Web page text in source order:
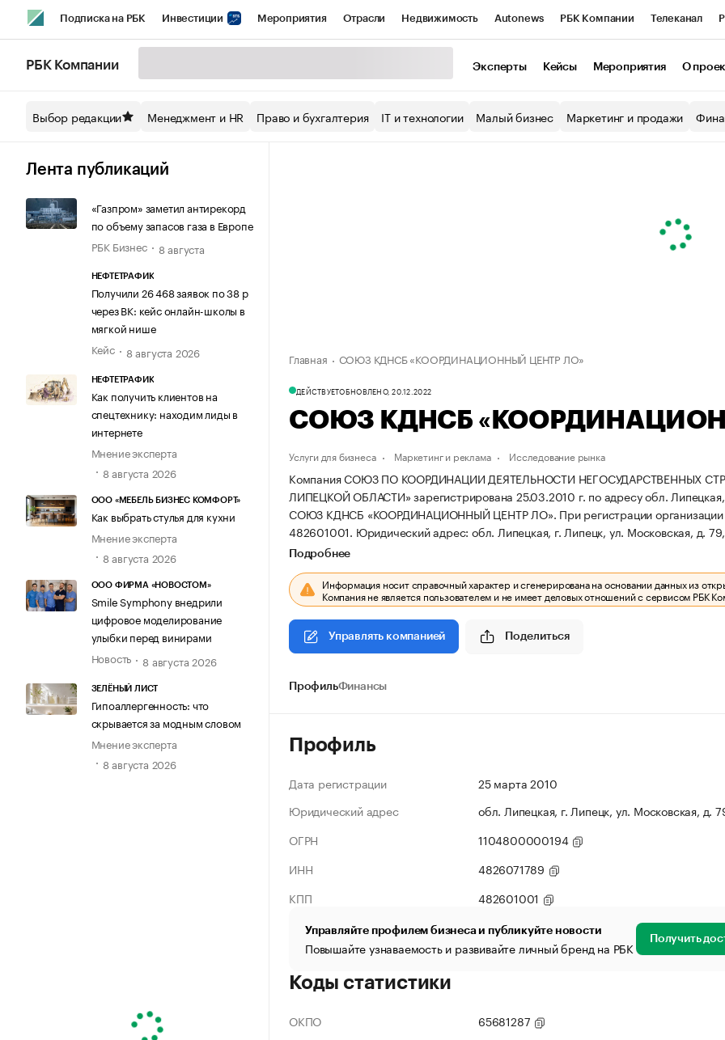
Подписка на РБК Инвестиции Мероприятия Отрасли Недвижимость Autonews РБК Компании Телеканал
Спецпроекты СПб Конференции СПб Спецпроекты Экономика Бизнес
Технологии и медиа
РБК Компании Эксперты Кейсы Мероприятия О
Выбор редакции Менеджмент и HR Право и бухгалтерия IT и технологии Малый бизнес Маркетинг и продажи
Лента публикаций
«Газпром» заметил антирекорд
по объему запасов газа в Европе
РБК Бизнес
8 августа
НЕФТЕТРАФИК
Получили 26 468 заявок по 38 р
через ВК: кейс онлайн-школы в
мягкой нише
Кейс
8 августа 2026
НЕФТЕТРАФИК
Как получить клиентов на
спецтехнику: находим лиды в
интернете
Мнение эксперта
8 августа 2026
ООО «МЕБЕЛЬ БИЗНЕС КОМФОРТ»
Как выбрать стулья для кухни
Мнение эксперта
8 августа 2026
ООО ФИРМА «НОВОСТОМ»
Smile Symphony внедрили
цифровое моделирование
улыбки перед винирами
Новость
8 августа 2026
ЗЕЛЁНЫЙ ЛИСТ
Гипоаллергенность: что
скрывается за модным словом
Мнение эксперта
8 августа 2026
Главная СОЮЗ КДНСБ «КООРДИНАЦИОННЫЙ ЦЕНТР ЛО»
ДЕЙСТВУЕТОБНОВЛЕНО, 20.12.2022
СОЮЗ КДНСБ
Услуги для бизнеса Маркетинг и реклама Исследование рынка
Компания СОЮЗ ПО КООРДИНАЦИИ ДЕЯТЕЛЬНОСТИ НЕГОСУДАРСТВЕННЫХ
ЛИПЕЦКОЙ ОБЛАСТИ» зарегистрирована 25.03.2010 г. по адресу обл. Липецкая,
СОЮЗ КДНСБ «КООРДИНАЦИОННЫЙ ЦЕНТР ЛО». При регистрации
482601001. Юридический адрес: обл. Липецкая, г. Липецк, ул. Московская, д. 79,
Подробнее
Информация носит справочный характер и сгенерирована на основании данных из
Компания не является пользователем и не имеет деловых отношений с сервисом РБК
Управлять компанией Поделиться
ПрофильФинансы
Профиль
Дата регистрации
25 марта 2010
Юридический адрес
обл. Липецкая, г. Липецк, ул. Московская, д.
ОГРН
1104800000194
ИНН
4826071789
КПП
482601001
Управляйте профилем бизнеса и публикуйте новости
Повышайте узнаваемость и развивайте личный бренд на РБК Получить
Коды статистики
ОКПО
65681287